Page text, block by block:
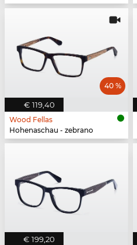
€ 119,40
40 %
Wood Fellas
Hohenaschau - zebrano
€ 199,20